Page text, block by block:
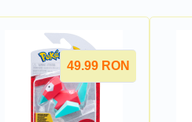
49.99 RON